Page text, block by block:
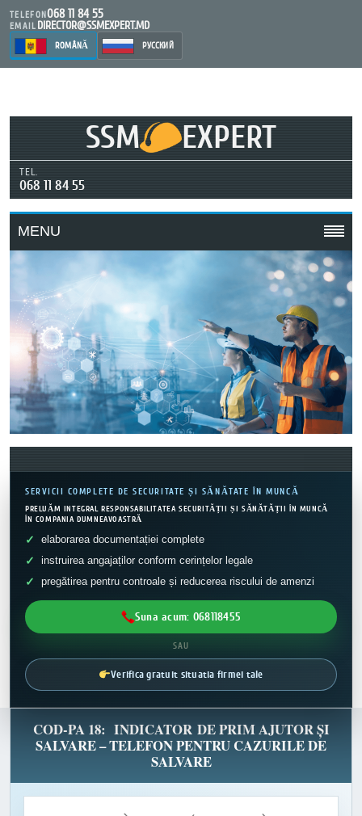
TELEFON068 11 84 55
EMAIL DIRECTOR@SSMEXPERT.MD
ROMÂNĂ РУССКИЙ
SSM EXPERT
TEL.
068 11 84 55
MENU
SERVICII COMPLETE DE SECURITATE ȘI SĂNĂTATE ÎN MUNCĂ
PRELUĂM INTEGRAL RESPONSABILITATEA SECURITĂȚII ȘI SĂNĂTĂȚII ÎN MUNCĂ
ÎN COMPANIA DUMNEAVOASTRĂ
elaborarea documentației complete
instruirea angajaților conform cerințelor legale
pregătirea pentru controale și reducerea riscului de amenzi
Suna acum: 068118455
SAU
Verifica gratuit situatia firmei tale
COD-PA 18: INDICATOR DE PRIM AJUTOR ȘI
SALVARE – TELEFON PENTRU CAZURILE DE
SALVARE